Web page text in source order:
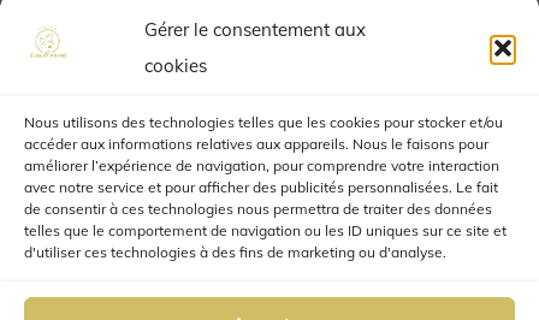
Gérer le consentement aux
cookies
Nous utilisons des technologies telles que les cookies pour stocker et/ou
accéder aux informations relatives aux appareils. Nous le faisons pour
améliorer l’expérience de navigation, pour comprendre votre interaction
avec notre service et pour afficher des publicités personnalisées. Le fait
de consentir à ces technologies nous permettra de traiter des données
telles que le comportement de navigation ou les ID uniques sur ce site et
d'utiliser ces technologies à des fins de marketing ou d'analyse.
Plan du site
Boutique
Atelier
Contact
Mon compte